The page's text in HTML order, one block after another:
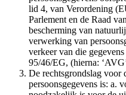
lid 4, van Verordening
Parlement en de Raad
bescherming van
verwerking van
verkeer van die
95/46/EG, (hierna:
De rechtsgrondslag
persoonsgegevens is: a.